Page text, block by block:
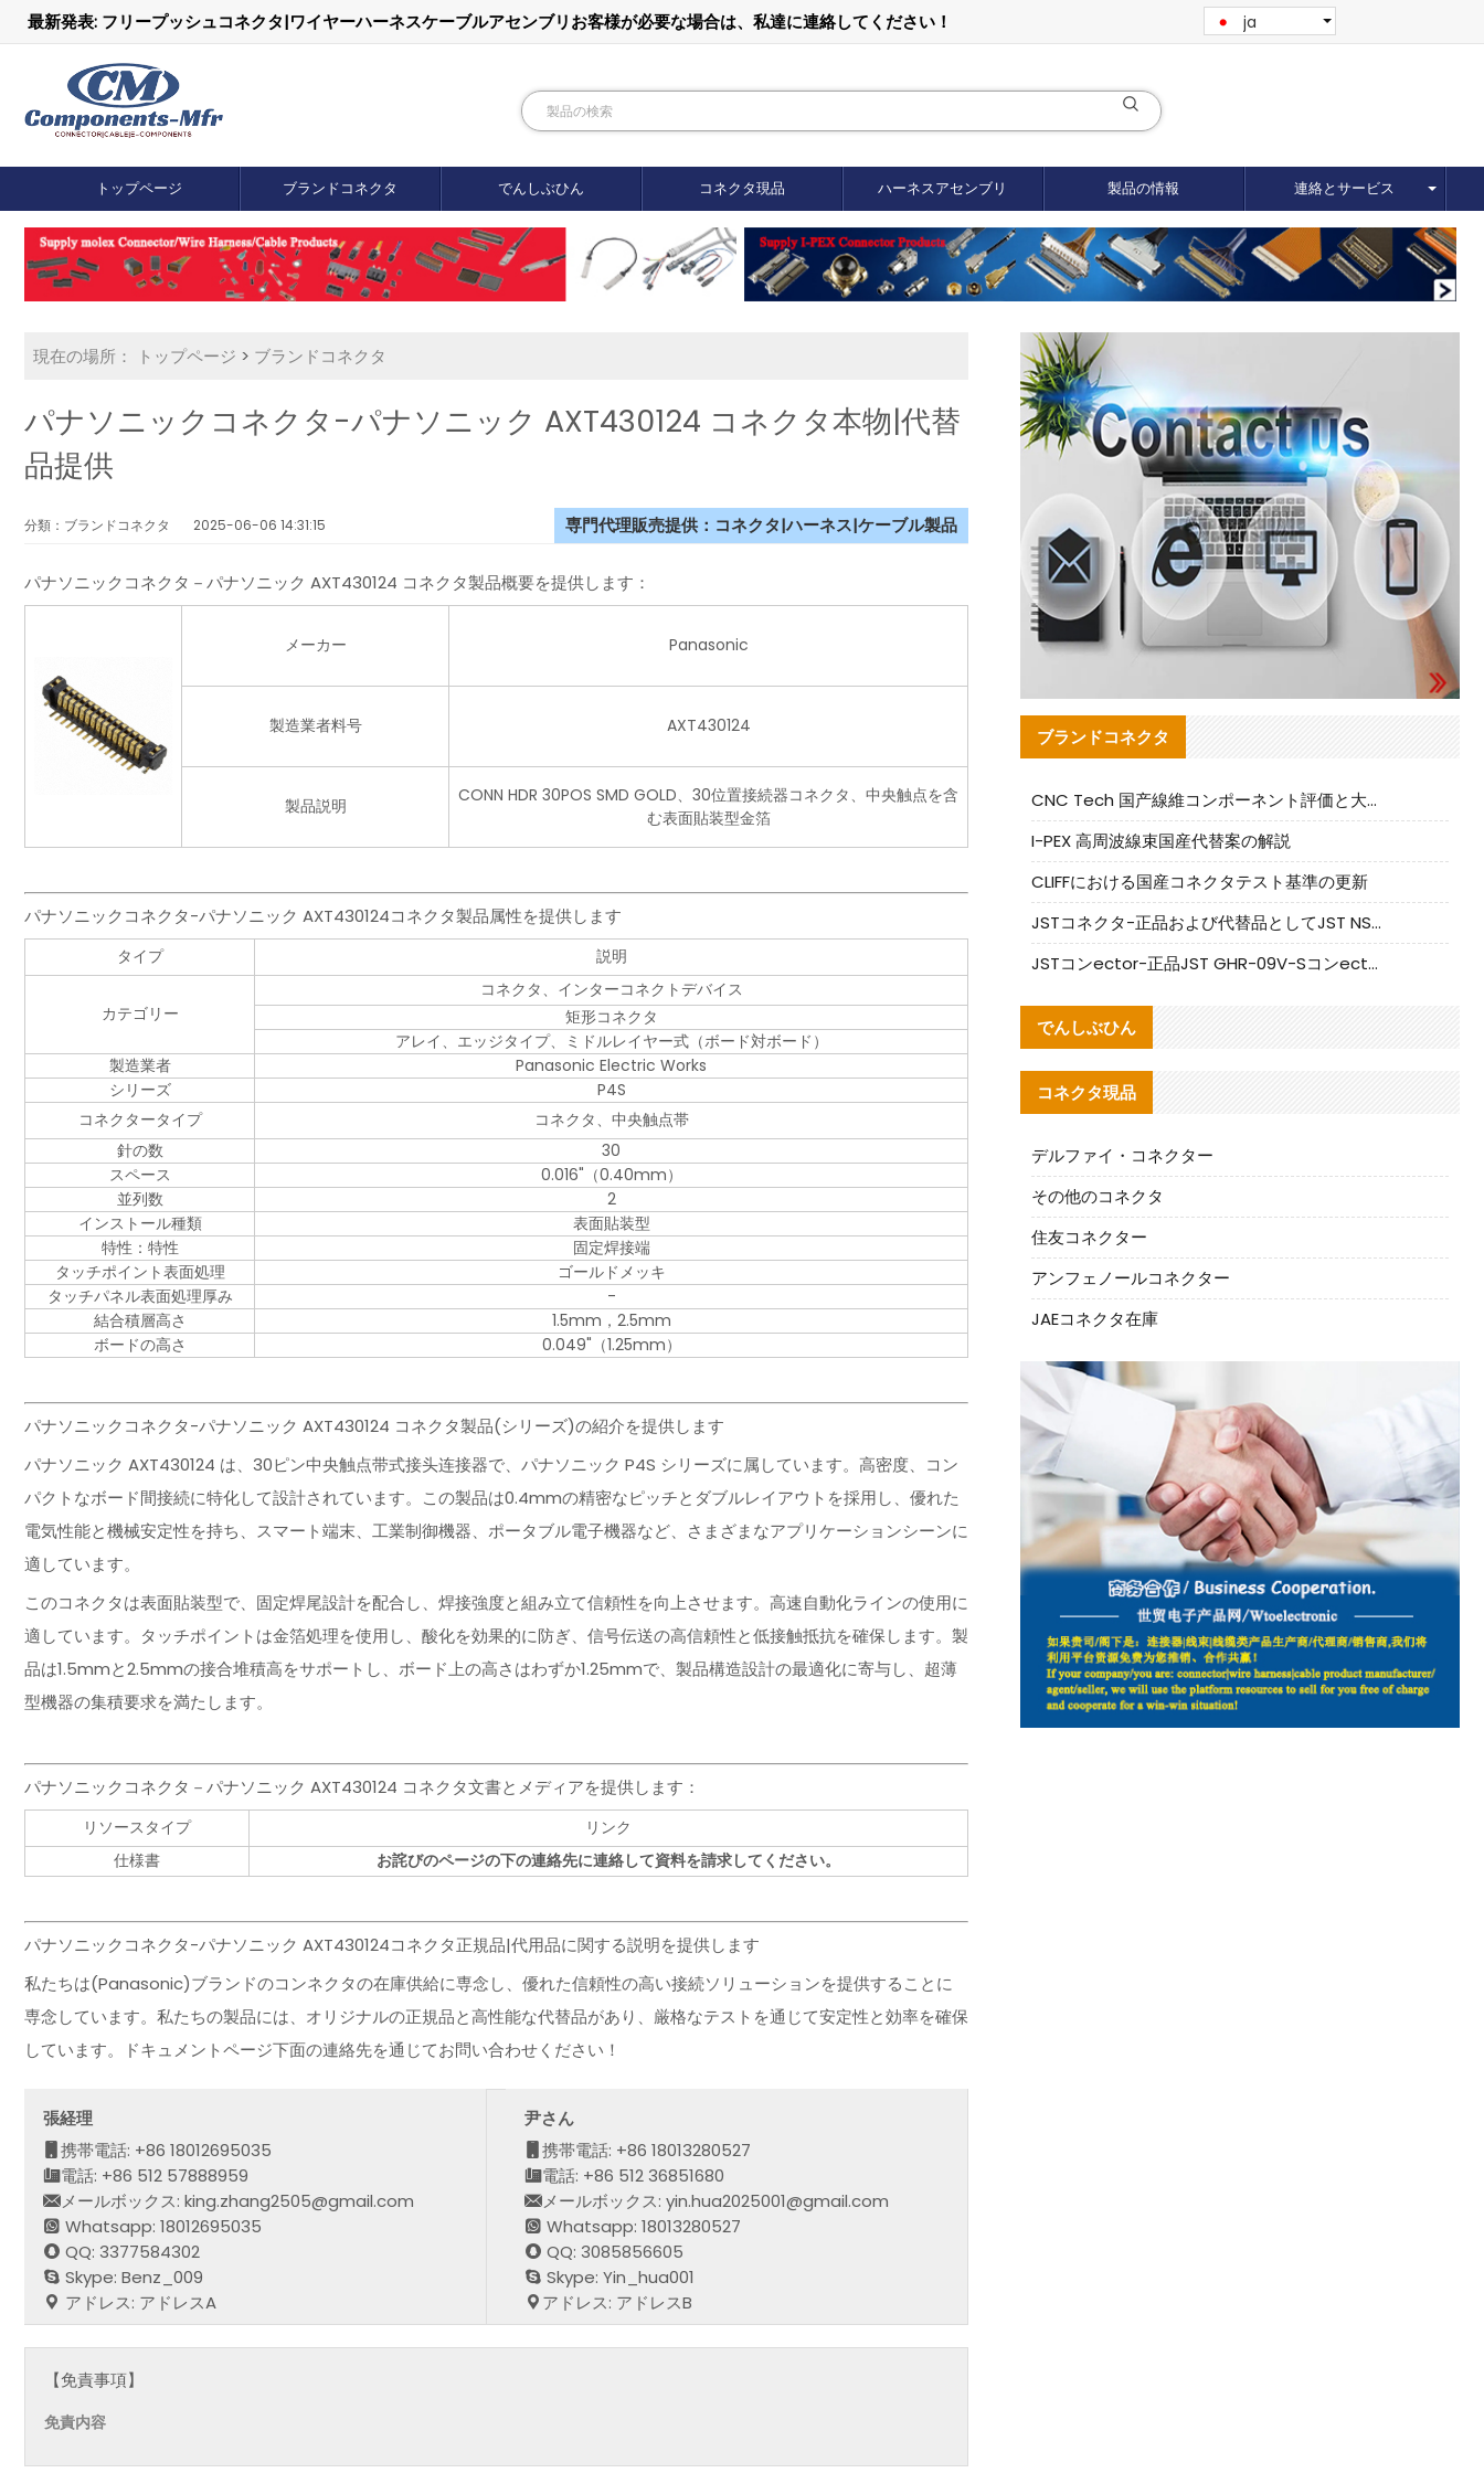
最新発表: フリープッシュコネクタ|ワイヤーハーネスケーブルアセンブリお客様が必要な場合は、私達に連絡してください！ ja
トップページ ブランドコネクタ でんしぶひん コネクタ現品 ハーネスアセンブリ 製品の情報 連絡とサービス
現在の場所： トップページ > ブランドコネクタ
パナソニックコネクタ-パナソニック AXT430124 コネクタ本物|代替
品提供
分類：ブランドコネクタ 2025-06-06 14:31:15 専門代理販売提供：コネクタ|ハーネス|ケーブル製品
パナソニックコネクタ－パナソニック AXT430124 コネクタ製品概要を提供します：
メーカー Panasonic
製造業者料号 AXT430124
製品説明
CONN HDR 30POS SMD GOLD、30位置接続器コネクタ、中央触点を含
む表面貼装型金箔
パナソニックコネクタ-パナソニック AXT430124コネクタ製品属性を提供します
タイプ 説明
カテゴリー
コネクタ、インターコネクトデバイス
矩形コネクタ
アレイ、エッジタイプ、ミドルレイヤー式（ボード対ボード）
製造業者
Panasonic Electric Works
シリーズ
P4S
コネクタータイプ
コネクタ、中央触点帯
針の数
30
スペース
0.016"（0.40mm）
並列数
2
インストール種類
表面貼装型
特性：特性
固定焊接端
タッチポイント表面処理
ゴールドメッキ
タッチパネル表面処理厚み
-
結合積層高さ
1.5mm，2.5mm
ボードの高さ
0.049"（1.25mm）
パナソニックコネクタ-パナソニック AXT430124 コネクタ製品(シリーズ)の紹介を提供します
パナソニック AXT430124 は、30ピン中央触点带式接头连接器で、パナソニック P4S シリーズに属しています。高密度、コン
パクトなボード間接続に特化して設計されています。この製品は0.4mmの精密なピッチとダブルレイアウトを採用し、優れた
電気性能と機械安定性を持ち、スマート端末、工業制御機器、ポータブル電子機器など、さまざまなアプリケーションシーンに
適しています。
このコネクタは表面貼装型で、固定焊尾設計を配合し、焊接強度と組み立て信頼性を向上させます。高速自動化ラインの使用に
適しています。タッチポイントは金箔処理を使用し、酸化を効果的に防ぎ、信号伝送の高信頼性と低接触抵抗を確保します。製
品は1.5mmと2.5mmの接合堆積高をサポートし、ボード上の高さはわずか1.25mmで、製品構造設計の最適化に寄与し、超薄
型機器の集積要求を満たします。
パナソニックコネクタ－パナソニック AXT430124 コネクタ文書とメディアを提供します：
リソースタイプ
リンク
仕様書
お詫びのページの下の連絡先に連絡して資料を請求してください。
パナソニックコネクタ-パナソニック AXT430124コネクタ正規品|代用品に関する説明を提供します
私たちは(Panasonic)ブランドのコンネクタの在庫供給に専念し、優れた信頼性の高い接続ソリューションを提供することに
専念しています。私たちの製品には、オリジナルの正規品と高性能な代替品があり、厳格なテストを通じて安定性と効率を確保
しています。ドキュメントページ下面の連絡先を通じてお問い合わせください！
張経理
携帯電話: +86 18012695035
電話: +86 512 57888959
メールボックス: king.zhang2505@gmail.com
Whatsapp: 18012695035
QQ: 3377584302
Skype: Benz_009
アドレス: アドレスA
尹さん
携帯電話: +86 18013280527
電話: +86 512 36851680
メールボックス: yin.hua2025001@gmail.com
Whatsapp: 18013280527
QQ: 3085856605
Skype: Yin_hua001
アドレス: アドレスB
【免責事項】
免責内容
ブランドコネクタ
CNC Tech 国产線維コンポーネント評価と大量生産適合ガイド
I-PEX 高周波線束国産代替案の解説
CLIFFにおける国産コネクタテスト基準の更新
JSTコネクタ-正品および代替品としてJST NSHR-02V-Sコネクタを提供します
JSTコンector-正品JST GHR-09V-Sコンector|代替品提供
でんしぶひん
コネクタ現品
デルファイ・コネクター
その他のコネクタ
住友コネクター
アンフェノールコネクター
JAEコネクタ在庫